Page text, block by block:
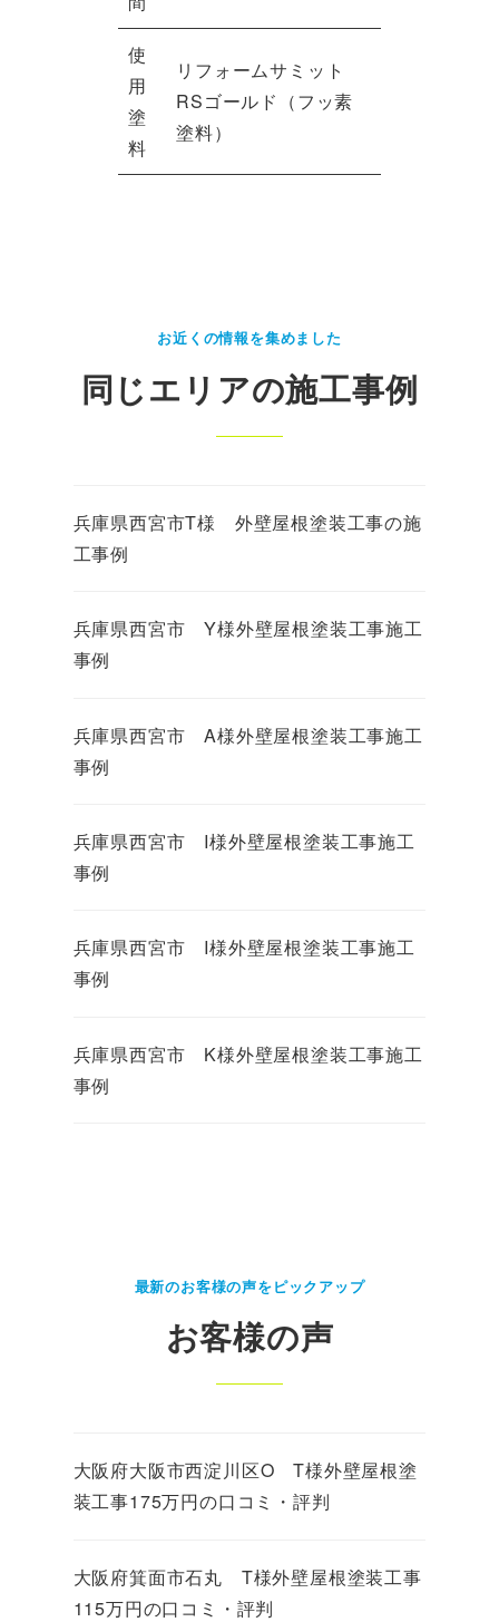
使
用
塗
料
リフォームサミット
RSゴールド（フッ素
塗料）
お近くの情報を集めました
同じエリアの施工事例
兵庫県西宮市T様 外壁屋根塗装工事の施
工事例
兵庫県西宮市 Y様外壁屋根塗装工事施工
事例
兵庫県西宮市 A様外壁屋根塗装工事施工
事例
兵庫県西宮市 I様外壁屋根塗装工事施工
事例
兵庫県西宮市 I様外壁屋根塗装工事施工
事例
兵庫県西宮市 K様外壁屋根塗装工事施工
事例
最新のお客様の声をピックアップ
お客様の声
大阪府大阪市西淀川区O T様外壁屋根塗
装工事175万円の口コミ・評判
大阪府箕面市石丸 T様外壁屋根塗装工事
115万円の口コミ・評判